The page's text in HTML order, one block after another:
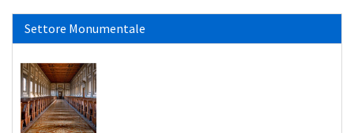
Settore Monumentale